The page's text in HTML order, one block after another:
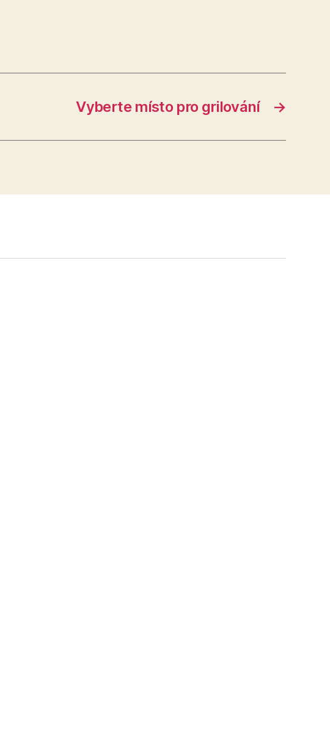
→
Vyberte místo pro grilování